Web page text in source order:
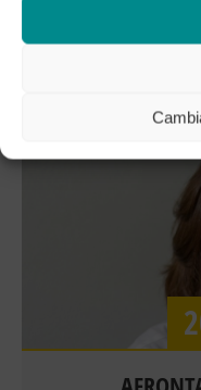
DESARROLLO PERSONAL